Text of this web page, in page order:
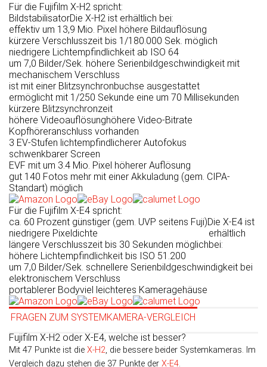
Für die Fujifilm X-H2 spricht:
Bild­stabilisator
effektiv um 13,9 Mio. Pixel höhere Bildauflösung
kürzere Verschlusszeit bis 1/180.000 Sek. möglich
niedrigere Lichtempfindlichkeit ab ISO 64
um 7,0 Bilder/Sek. höhere Serienbildgeschwindigkeit mit
mechanischem Verschluss
ist mit einer Blitzsynchronbuchse ausgestattet
ermöglicht mit 1/250 Sekunde eine um 70 Milli­sekun­den
kürzere Blitz­synchron­zeit
höhere Videoauflösunghöhere Video-Bitrate
Kopfhöreranschluss vorhanden
3 EV-Stufen lichtempfindlicherer Autofokus
schwenkbarer Screen
EVF mit um 3.4 Mio. Pixel höherer Auflösung
gut 140 Fotos mehr mit einer Akkuladung (gem. CIPA-
Standart) möglich
Die X-H2 ist erhältlich bei:
Für die Fujifilm X-E4 spricht:
ca. 60 Prozent günstiger (gem. UVP seitens Fuji)
niedrigere Pixeldichte
längere Verschlusszeit bis 30 Sekunden möglich
höhere Lichtempfindlichkeit bis ISO 51.200
um 7,0 Bilder/Sek. schnellere Serienbildgeschwindigkeit bei
elektronischem Verschluss
portablerer Bodyviel leichteres Kameragehäuse
Die X-E4 ist
erhältlich
bei:
FRAGEN ZUM SYSTEMKAMERA-VERGLEICH
Fujifilm X-H2 oder X-E4, welche ist besser?
Mit 47 Punkte ist die X-H2, die bessere beider Systemkameras. Im
Vergleich dazu stehen die 37 Punkte der X-E4.